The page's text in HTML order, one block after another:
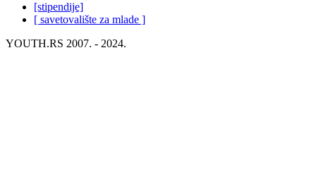
[stipendije]
[ savetovalište za mlade ]
YOUTH.RS 2007. - 2024.